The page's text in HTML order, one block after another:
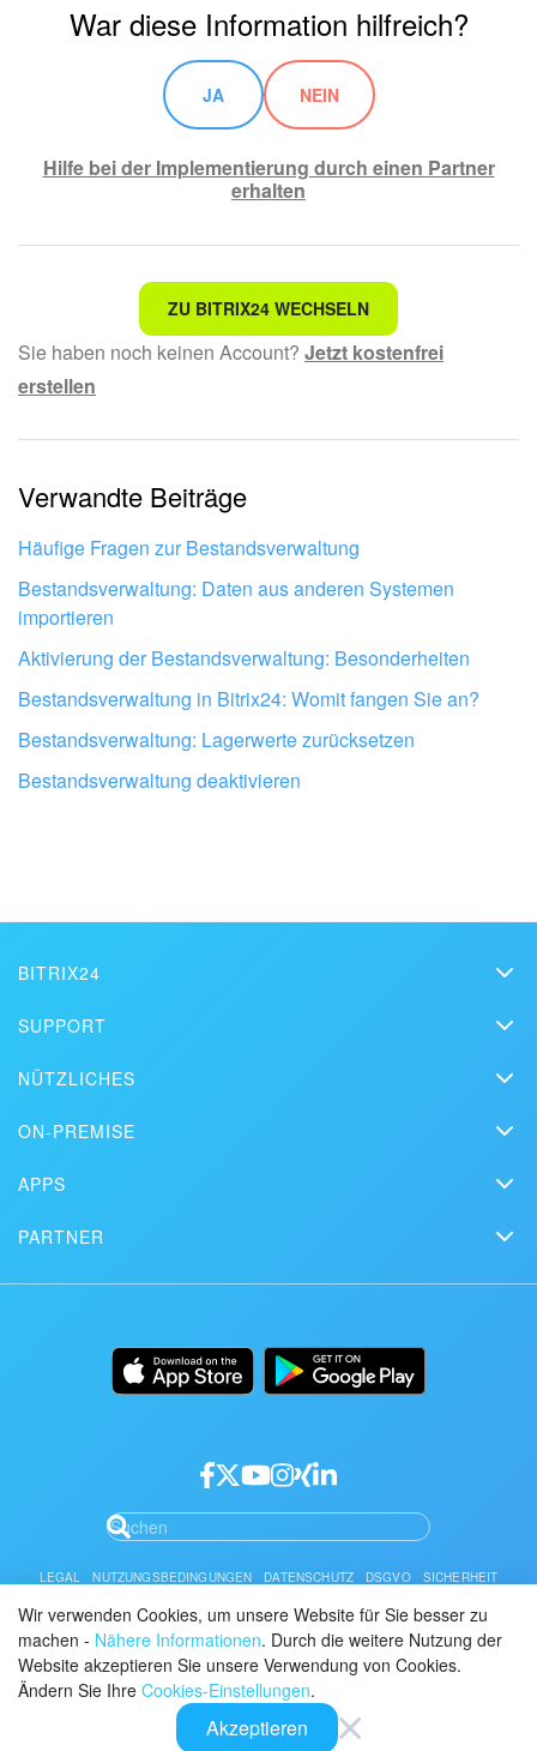
War diese Information hilfreich?
JA NEIN
Hilfe bei der Implementierung durch einen Partner
erhalten
Nicht das, wonach ich suche.
Kompliziert und unverständlich formuliert.
Mir gefällt nicht, wie das Tool funktioniert.
ZU BITRIX24 WECHSELN
Sie haben noch keinen Account? Jetzt kostenfrei
erstellen
Verwandte Beiträge
Häufige Fragen zur Bestandsverwaltung
Bestandsverwaltung: Daten aus anderen Systemen
importieren
Aktivierung der Bestandsverwaltung: Besonderheiten
Bestandsverwaltung in Bitrix24: Womit fangen Sie an?
Bestandsverwaltung: Lagerwerte zurücksetzen
Bestandsverwaltung deaktivieren
BITRIX24
Pressemappe
Kontakt
SUPPORT
Lernvideos
Support kontaktieren
NÜTZLICHES
Lösungen
Kundengeschichten
ON-PREMISE
Downloads
Einrichtung
APPS
PARTNER
LEGAL NUTZUNGSBEDINGUNGEN DATENSCHUTZ DSGVO
SICHERHEIT
Sie können das Bitrix24 Cloud und Self-Hosted Service Level Agreementhier finden.
© 2026 Alaio
Wir verwenden Cookies, um unsere Website für Sie besser zu
machen - Nähere Informationen. Durch die weitere Nutzung der
Website akzeptieren Sie unsere Verwendung von Cookies.
Ändern Sie Ihre Cookies-Einstellungen.
Akzeptieren